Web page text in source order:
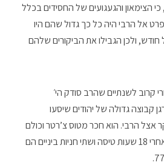
הצימאון והגעגועים של החסידים בכלל
אל הרבי היה כל כך גדול שהם היו
לחזור ל-770 כל חודש, ולכן הגבילו את הביקורים שלהם
קרוב לשנתיים שהרב סודק הי׳
קבוצה גדולה של יהודים שיסעו
אצל הרבי. הוא חכר מטוס צ’רטר וכולם
יחד טסו לארצות הברית. אחרי 18 שעות טיסה ושתי חניות ביניים הם